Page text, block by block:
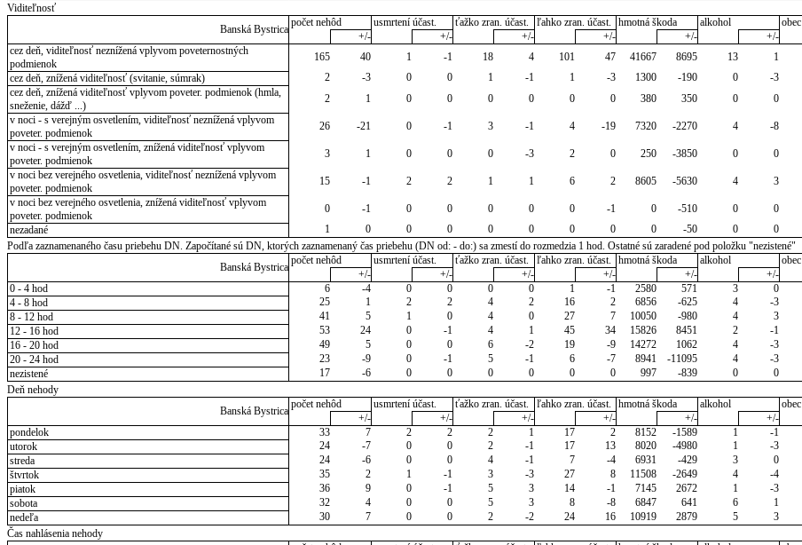
Viditeľnosť
Banská Bystrica
počet nehôd usmrtení účast. ťažko zran. účast. ľahko zran. účast. hmotná škoda alkohol
obec
+/-
+/- +/- +/- +/- +/-
cez deň, viditeľnosť neznížená vplyvom poveternostných
podmienok
165 40 1 -1 18 4 101 47 41667 8695 13 1
cez deň, znížená viditeľnosť (svitanie, súmrak)
2 -3 0 0 1 -1 1 -3 1300 -190 0 -3
cez deň, znížená viditeľnosť vplyvom poveter. podmienok (hmla,
sneženie, dážď ...)
2 1 0 0 0 0 0 0 380 350 0 0
v noci - s verejným osvetlením, viditeľnosť neznížená vplyvom
poveter. podmienok
26 -21 0 -1 3 -1 4 -19 7320 -2270 4 -8
v noci - s verejným osvetlením, znížená viditeľnosť vplyvom
poveter. podmienok
3 1 0 0 0 -3 2 0 250 -3850 0 0
v noci bez verejného osvetlenia, viditeľnosť neznížená vplyvom
poveter. podmienok
15 -1 2 2 1 1 6 2 8605 -5630 4 3
v noci bez verejného osvetlenia, znížená viditeľnosť vplyvom
poveter. podmienok
0 -1 0 0 0 0 0 -1 0 -510 0 0
nezadané
1 0 0 0 0 0 0 0 0 -50 0 0
Podľa zaznamenaného času priebehu DN. Započítané sú DN, ktorých zaznamenaný čas priebehu (DN od: - do:) sa zmestí do rozmedzia 1 hod. Ostatné sú zaradené pod položku "nezistené"
Banská Bystrica
počet nehôd usmrtení účast. ťažko zran. účast. ľahko zran. účast. hmotná škoda alkohol
obec
+/-
+/- +/- +/- +/- +/-
0 - 4 hod
6 -4 0 0 0 0 1 -1 2580 571 3 0
4 - 8 hod
25 1 2 2 4 2 16 2 6856 -625 4 -3
8 - 12 hod
41 5 1 0 4 0 27 7 10050 -980 4 3
12 - 16 hod
53 24 0 -1 4 1 45 34 15826 8451 2 -1
16 - 20 hod
49 5 0 0 6 -2 19 -9 14272 1062 4 -3
20 - 24 hod
23 -9 0 -1 5 -1 6 -7 8941 -11095 4 -3
nezistené
17 -6 0 0 0 0 0 0 997 -839 0 0
Deň nehody
Banská Bystrica
počet nehôd usmrtení účast. ťažko zran. účast. ľahko zran. účast. hmotná škoda alkohol
obec
+/-
+/- +/- +/- +/- +/-
pondelok
33 7 2 2 2 1 17 2 8152 -1589 1 -1
utorok
24 -7 0 0 2 -1 17 13 8020 -4980 1 -3
streda
24 -6 0 0 4 -1 7 -4 6931 -429 3 0
štvrtok
35 2 1 -1 3 -3 27 8 11508 -2649 4 -4
piatok
36 9 0 -1 5 3 14 -1 7145 2672 1 -3
sobota
32 4 0 0 5 3 8 -8 6847 641 6 1
nedeľa
30 7 0 0 2 -2 24 16 10919 2879 5 3
Čas nahlásenia nehody